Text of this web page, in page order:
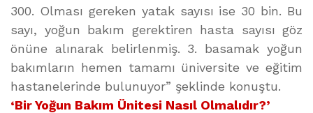
300. Olması gereken yatak sayısı ise 30 bin. Bu
sayı, yoğun bakım gerektiren hasta sayısı göz
önüne alınarak belirlenmiş. 3. basamak yoğun
bakımların hemen tamamı üniversite ve eğitim
hastanelerinde bulunuyor” şeklinde konuştu.
‘Bir Yoğun Bakım Ünitesi Nasıl Olmalıdır?’